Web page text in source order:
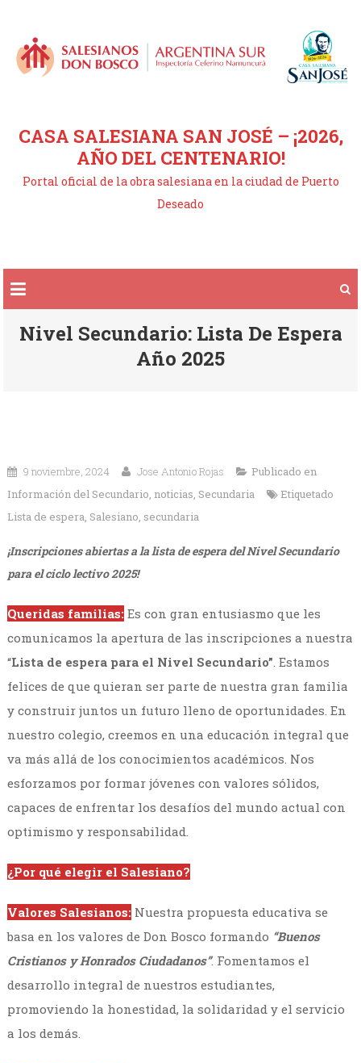
contenido
CASA SALESIANA SAN JOSÉ – ¡2026,
AÑO DEL CENTENARIO!
Portal oficial de la obra salesiana en la ciudad de Puerto
Deseado
Nivel Secundario: Lista De Espera
Año 2025
9 noviembre, 2024 Jose Antonio Rojas
Publicado en
Información del Secundario, noticias, Secundaria
Etiquetado
Lista de espera, Salesiano, secundaria
¡Inscripciones abiertas a la lista de espera del Nivel Secundario
para el ciclo lectivo 2025!
Queridas familias:Es con gran entusiasmo que les
comunicamos la apertura de las inscripciones a nuestra
“Lista de espera para el Nivel Secundario” . Estamos
felices de que quieran ser parte de nuestra gran familia
y construir juntos un futuro lleno de oportunidades. En
nuestro colegio, creemos en una educación integral que
va más allá de los conocimientos académicos. Nos
esforzamos por formar jóvenes con valores sólidos,
capaces de enfrentar los desafíos del mundo actual con
optimismo y responsabilidad.
¿Por qué elegir el Salesiano?
Valores Salesianos:Nuestra propuesta educativa se
basa en los valores de Don Bosco formando “Buenos
Cristianos y Honrados Ciudadanos”. Fomentamos el
desarrollo integral de nuestros estudiantes,
promoviendo la honestidad, la solidaridad y el servicio
a los demás.